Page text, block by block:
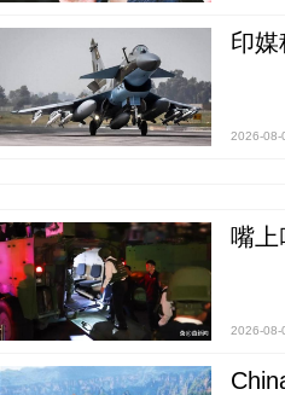
印
2026-08-
嘴上
2026-08-